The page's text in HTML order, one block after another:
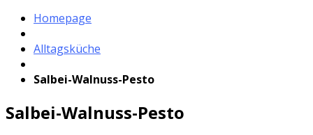
Homepage
Alltagsküche
Salbei-Walnuss-Pesto
Salbei-Walnuss-Pesto